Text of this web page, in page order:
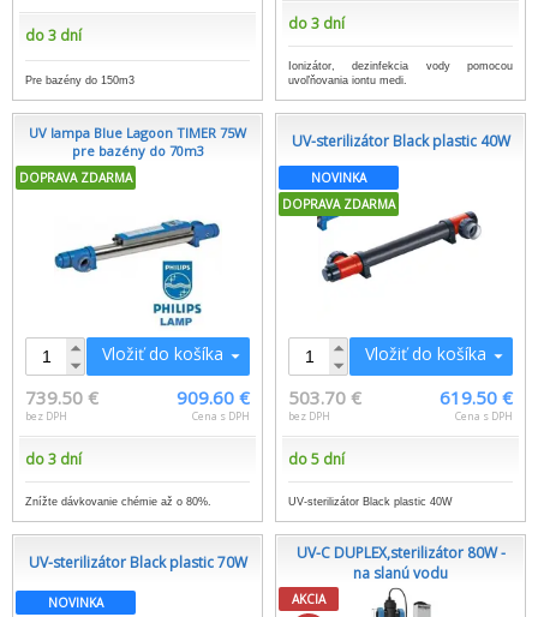
do 3 dní
Pre bazény do 150m3
do 3 dní
Ionizátor, dezinfekcia vody pomocou
uvoľňovania iontu medi.
UV lampa Blue Lagoon TIMER 75W
pre bazény do 70m3
DOPRAVA ZDARMA
Vložiť do košíka
739.50 €
bez DPH
909.60 €
Cena s DPH
do 3 dní
Znížte dávkovanie chémie až o 80%.
UV-sterilizátor Black plastic 40W
NOVINKA
DOPRAVA ZDARMA
Vložiť do košíka
503.70 €
bez DPH
619.50 €
Cena s DPH
do 5 dní
UV-sterilizátor Black plastic 40W
UV-sterilizátor Black plastic 70W
NOVINKA
UV-C DUPLEX,sterilizátor 80W -
na slanú vodu
AKCIA